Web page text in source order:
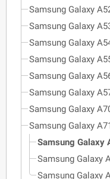
Samsung Galaxy
Samsung Galaxy
Samsung Galaxy
Samsung Galaxy
Samsung Galaxy
Samsung Galaxy
Samsung Galaxy
Samsung Galaxy
Samsung Galaxy
Samsung Galaxy
Samsung Galaxy